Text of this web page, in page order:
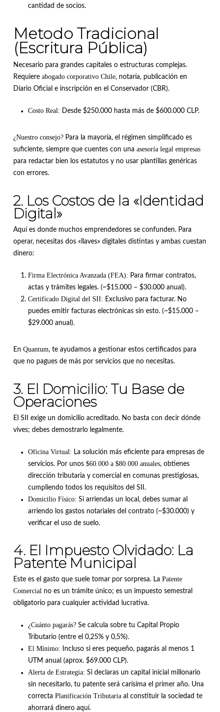
cantidad de socios.
Metodo Tradicional
(Escritura Pública)
Necesario para grandes capitales o estructuras complejas.
Requiere abogado corporativo Chile, notaría, publicación en
Diario Oficial e inscripción en el Conservador (CBR).
Costo Real: Desde $250.000 hasta más de $600.000 CLP.
¿Nuestro consejo?Para la mayoría, el régimen simplificado es
suficiente, siempre que cuentes con una asesoría legal empresas
para redactar bien los estatutos y no usar plantillas genéricas
con errores.
2. Los Costos de la «Identidad
Digital»
Aquí es donde muchos emprendedores se confunden. Para
operar, necesitas dos «llaves» digitales distintas y ambas cuestan
dinero:
Firma Electrónica Avanzada (FEA): Para firmar contratos,
actas y trámites legales. (~$15.000 – $30.000 anual).
Certificado Digital del SII: Exclusivo para facturar. No
puedes emitir facturas electrónicas sin esto. (~$15.000 –
$29.000 anual).
En Quantum, te ayudamos a gestionar estos certificados para
que no pagues de más por servicios que no necesitas.
3. El Domicilio: Tu Base de
Operaciones
El SII exige un domicilio acreditado. No basta con decir dónde
vives; debes demostrarlo legalmente.
Oficina Virtual: La solución más eficiente para empresas de
servicios. Por unos $60.000 a $80.000 anuales, obtienes
dirección tributaria y comercial en comunas prestigiosas,
cumpliendo todos los requisitos del SII.
Domicilio Físico: Si arriendas un local, debes sumar al
arriendo los gastos notariales del contrato (~$30.000) y
verificar el uso de suelo.
4. El Impuesto Olvidado: La
Patente Municipal
Este es el gasto que suele tomar por sorpresa. La Patente
Comercialno es un trámite único; es un impuesto semestral
obligatorio para cualquier actividad lucrativa.
¿Cuánto pagarás?Se calcula sobre tu Capital Propio
Tributario (entre el 0,25% y 0,5%).
El Mínimo: Incluso si eres pequeño, pagarás al menos 1
UTM anual (aprox. $69.000 CLP).
Alerta de Estrategia: Si declaras un capital inicial millonario
sin necesitarlo, tu patente será carísima el primer año. Una
correcta Planificación Tributariaal constituir la sociedad te
ahorrará dinero aquí.